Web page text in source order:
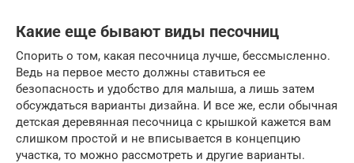
Какие еще бывают виды песочниц
Спорить о том, какая песочница лучше, бессмысленно.
Ведь на первое место должны ставиться ее
безопасность и удобство для малыша, а лишь затем
обсуждаться варианты дизайна. И все же, если обычная
детская деревянная песочница с крышкой кажется вам
слишком простой и не вписывается в концепцию
участка, то можно рассмотреть и другие варианты.